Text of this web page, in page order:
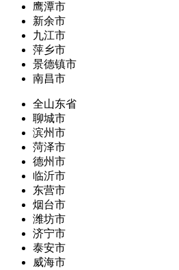
鹰潭市
新余市
九江市
萍乡市
景德镇市
南昌市
全山东省
聊城市
滨州市
菏泽市
德州市
临沂市
东营市
烟台市
潍坊市
济宁市
泰安市
威海市